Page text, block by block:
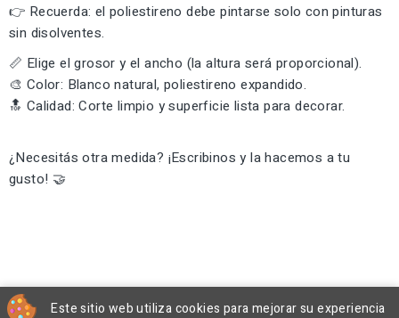
👉 Recuerda: el poliestireno debe pintarse solo con pinturas
sin disolventes.
📏 Elige el grosor y el ancho (la altura será proporcional).
🎨 Color: Blanco natural, poliestireno expandido.
🔝 Calidad: Corte limpio y superficie lista para decorar.
¿Necesitás otra medida? ¡Escribinos y la hacemos a tu
gusto! 🤝
Este sitio web utiliza cookies para mejorar su experiencia